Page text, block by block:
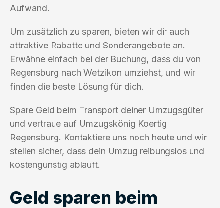
Aufwand.
Um zusätzlich zu sparen, bieten wir dir auch
attraktive Rabatte und Sonderangebote an.
Erwähne einfach bei der Buchung, dass du von
Regensburg nach Wetzikon umziehst, und wir
finden die beste Lösung für dich.
Spare Geld beim Transport deiner Umzugsgüter
und vertraue auf Umzugskönig Koertig
Regensburg. Kontaktiere uns noch heute und wir
stellen sicher, dass dein Umzug reibungslos und
kostengünstig abläuft.
Geld sparen beim